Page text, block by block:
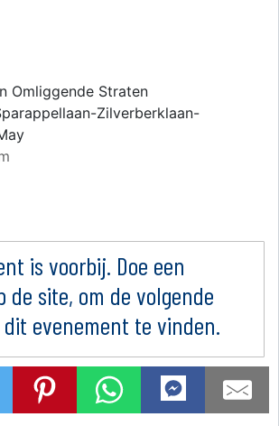
Omliggende Straten
Zilverberklaan-
is voorbij. Doe een
de site, om de volgende
evenement te vinden.